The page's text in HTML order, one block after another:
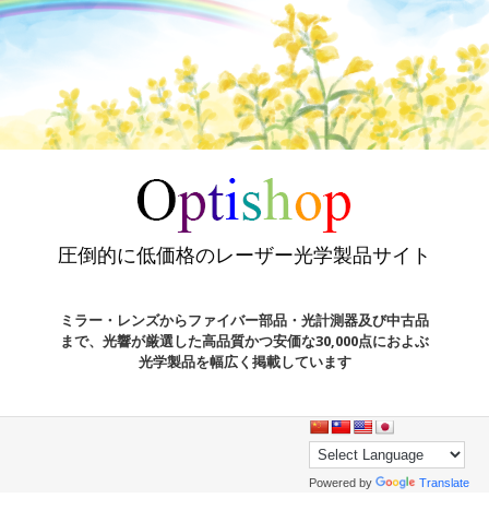
圧倒的に低価格のレーザー光学製品サイト
ミラー・レンズからファイバー部品・光計測器及び中古品
まで、光響が厳選した高品質かつ安価な30,000点におよぶ
光学製品を幅広く掲載しています
Powered by Translate